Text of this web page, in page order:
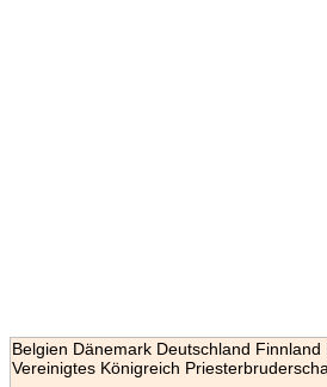
Belgien Dänemark Deutschland Finnland
Vereinigtes Königreich